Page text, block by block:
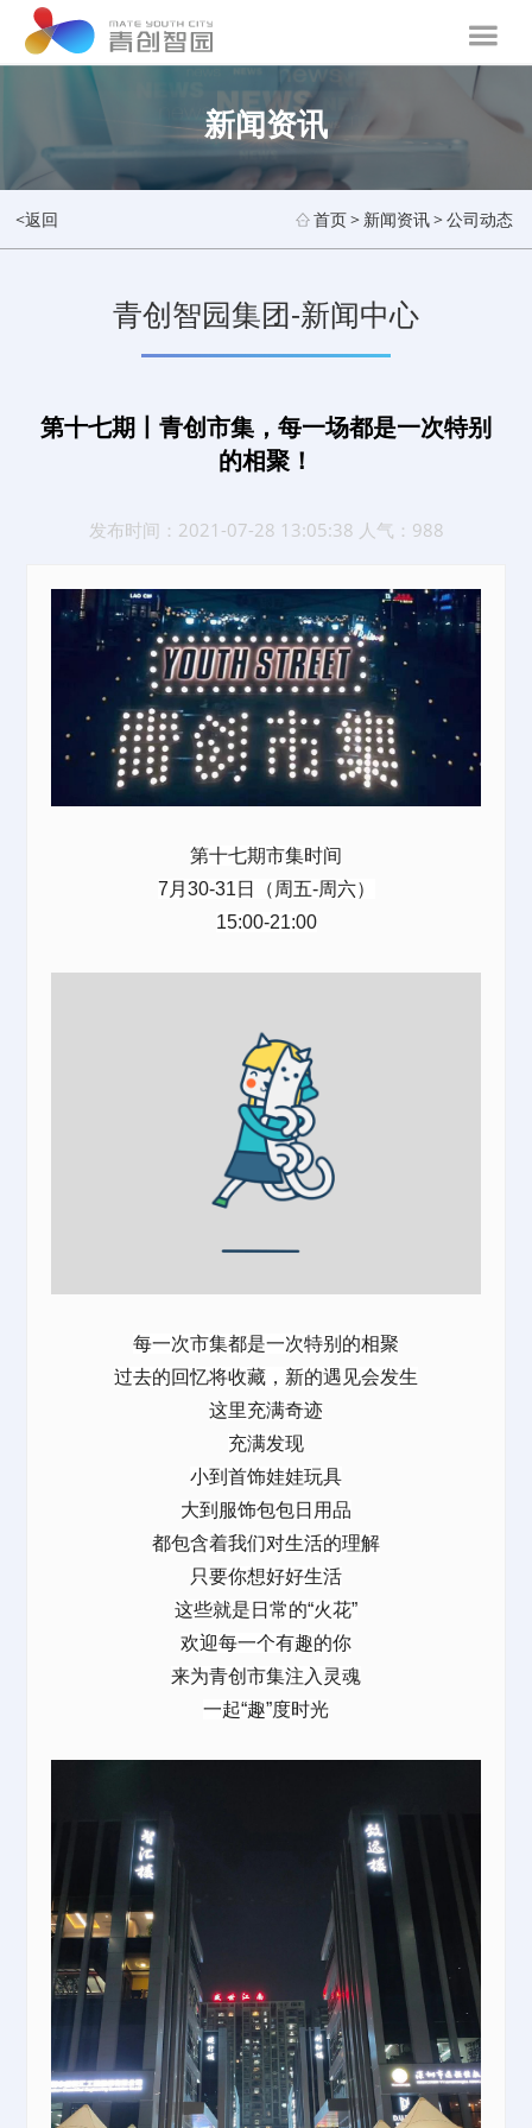
新闻资讯
<返回 首页> 新闻资讯>公司动态
青创智园集团-新闻中心
第十七期丨青创市集，每一场都是一次特别
的相聚！
发布时间：2021-07-28 13:05:38 人气：988
第十七期市集时间
7月30-31日（周五-周六）
15:00-21:00
每一次市集都是一次特别的相聚
过去的回忆将收藏，新的遇见会发生
这里充满奇迹
充满发现
小到首饰娃娃玩具
大到服饰包包日用品
都包含着我们对生活的理解
只要你想好好生活
这些就是日常的“火花”
欢迎每一个有趣的你
来为青创市集注入灵魂
一起“趣”度时光